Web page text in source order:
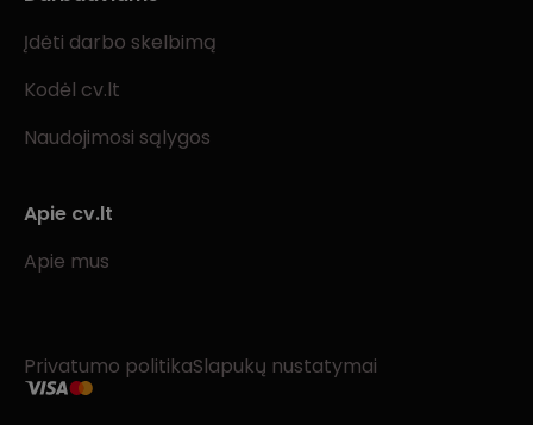
Įdėti darbo skelbimą
Kodėl cv.lt
Naudojimosi sąlygos
Apie cv.lt
Apie mus
Privatumo politikaSlapukų nustatymai